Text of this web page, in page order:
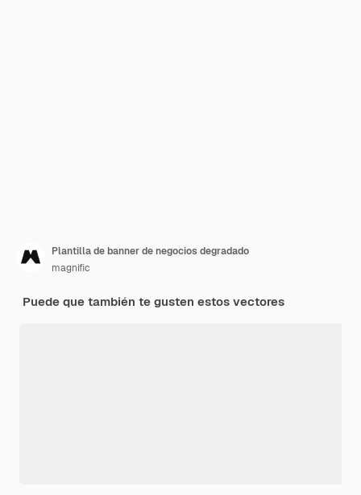
Plantilla de banner de negocios degradado
magnific
Puede que también te gusten estos vectores